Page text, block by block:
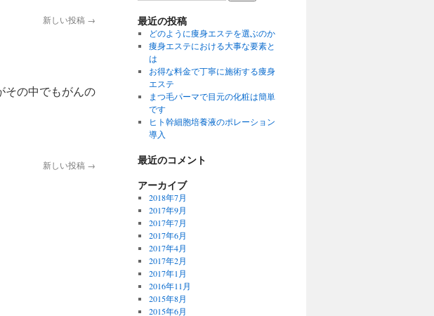
新しい投稿 →
その中でもがんの
新しい投稿 →
最近の投稿
どのように痩身エステを選ぶのか
痩身エステにおける大事な要素と
は
お得な料金で丁寧に施術する痩身
エステ
まつ毛パーマで目元の化粧は簡単
です
ヒト幹細胞培養液のポレーション
導入
最近のコメント
アーカイブ
2018年7月
2017年9月
2017年7月
2017年6月
2017年4月
2017年2月
2017年1月
2016年11月
2015年8月
2015年6月